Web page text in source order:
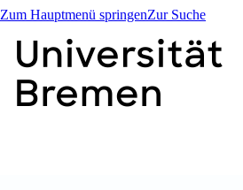
Zum Hauptmenü springenZur Suche